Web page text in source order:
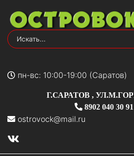
пн-вс: 10:00-19:00 (Саратов)
Г.САРАТОВ ,
8902 040 30 91
ostrovock@mail.ru